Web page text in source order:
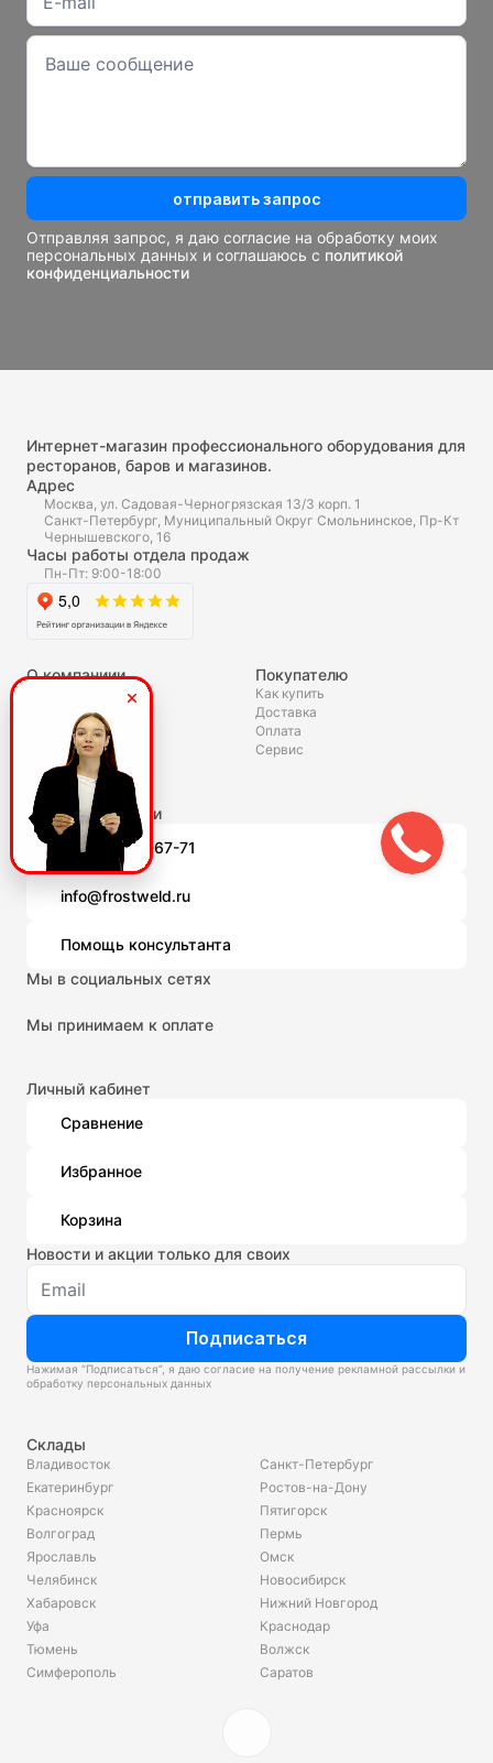
отправить запрос
Отправляя запрос, я даю согласие на обработку моих
персональных данных и соглашаюсь с политикой
конфиденциальности
Интернет-магазин профессионального оборудования для
ресторанов, баров и магазинов.
Адрес
Москва, ул. Садовая-Черногрязская 13/3 корп. 1
Санкт-Петербург, Муниципальный Округ Смольнинское, Пр-Кт
Чернышевского, 16
Часы работы отдела продаж
Пн-Пт: 9:00-18:00
О компаниии
Полезное
Скидки и акции
Статьи
Гарантия
Покупателю
Как купить
Доставка
Оплата
Сервис
Связаться с нами
8 (800) 301-67-71
info@frostweld.ru
Помощь консультанта
Мы в социальных сетях
Мы принимаем к оплате
Личный кабинет
Сравнение
Избранное
Корзина
Новости и акции только для своих
Подписаться
Нажимая “Подписаться”, я даю согласие на получение рекламной рассылки и
обработку персональных данных
Склады
Владивосток
Екатеринбург
Красноярск
Волгоград
Ярославль
Челябинск
Хабаровск
Уфа
Тюмень
Симферополь
Санкт-Петербург
Ростов-на-Дону
Пятигорск
Пермь
Омск
Новосибирск
Нижний Новгород
Краснодар
Волжск
Саратов